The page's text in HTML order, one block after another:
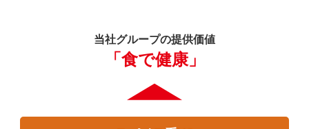
笑顔になれる
忙しい中でもホッとできる、
「おいしい」や「幸せ」といった気持ちも、ずっと大
切にしていきたい。
当社グループの提供価値
「食で健康」